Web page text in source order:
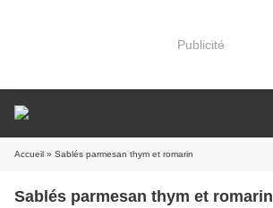
Publicité
Accueil » Sablés parmesan thym et romarin
Sablés parmesan thym et romarin